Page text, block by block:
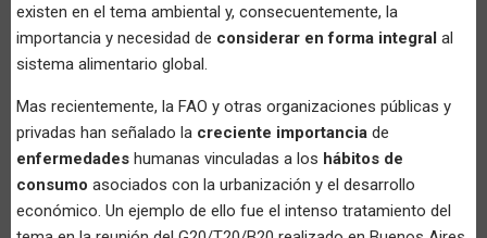
existen en el tema ambiental y, consecuentemente, la
importancia y necesidad de considerar en forma integral al
sistema alimentario global.
Mas recientemente, la FAO y otras organizaciones públicas y
privadas han señalado la creciente importancia de
enfermedades humanas vinculadas a los hábitos de
consumo asociados con la urbanización y el desarrollo
económico. Un ejemplo de ello fue el intenso tratamiento del